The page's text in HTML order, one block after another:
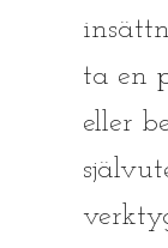
ta en
eller